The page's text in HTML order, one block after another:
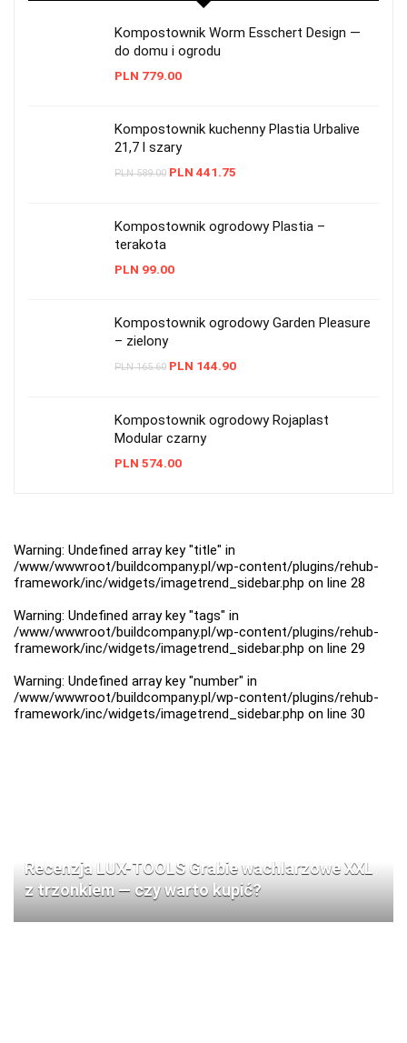
Kompostownik Worm Esschert Design —
do domu i ogrodu
PLN 779.00
Kompostownik kuchenny Plastia Urbalive
21,7 l szary
PLN589.00 PLN 441.75
Kompostownik ogrodowy Plastia –
terakota
PLN 99.00
Kompostownik ogrodowy Garden Pleasure
– zielony
PLN165.60 PLN 144.90
Kompostownik ogrodowy Rojaplast
Modular czarny
PLN 574.00
Warning: Undefined array key "title" in
/www/wwwroot/buildcompany.pl/wp-content/plugins/rehub-
framework/inc/widgets/imagetrend_sidebar.php on line 28
Warning: Undefined array key "tags" in
/www/wwwroot/buildcompany.pl/wp-content/plugins/rehub-
framework/inc/widgets/imagetrend_sidebar.php on line 29
Warning: Undefined array key "number" in
/www/wwwroot/buildcompany.pl/wp-content/plugins/rehub-
framework/inc/widgets/imagetrend_sidebar.php on line 30
Recenzja LUX-TOOLS Grabie wachlarzowe XXL
z trzonkiem — czy warto kupić?